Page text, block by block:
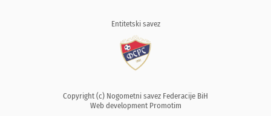
Entitetski savez
Copyright (c) Nogometni savez Federacije BiH
Web development Promotim